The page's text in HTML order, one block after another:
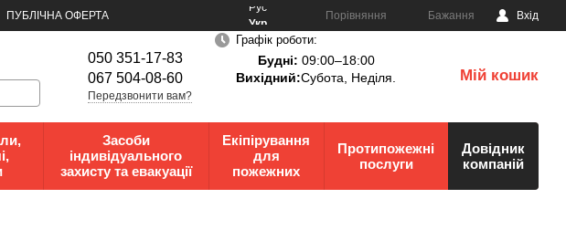
ПУБЛІЧНА ОФЕРТА
Рус
Укр
Порівняння Бажання Вхід
050 351-17-83
067 504-08-60
Передзвонити вам?
Графік роботи:
Будні: 09:00–18:00
Вихідний:Субота, Неділя. Мій кошик
Засоби
індивідуального
захисту та евакуації
Екіпірування
для
пожежних
Протипожежні
послуги
Довідник
компаній